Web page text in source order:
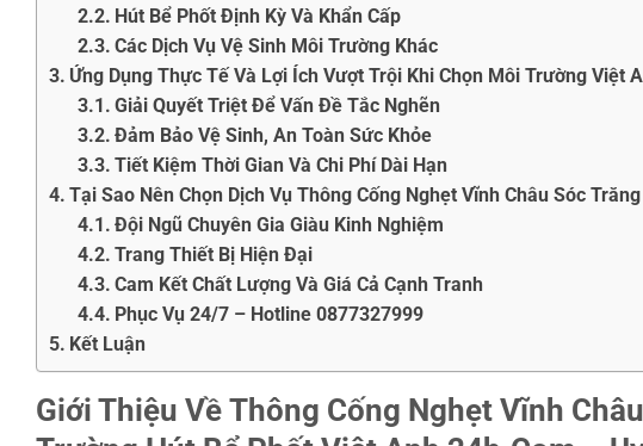
Hút Bể Phốt Định Kỳ Và Khẩn Cấp
Các Dịch Vụ Vệ Sinh Môi Trường Khác
Ứng Dụng Thực Tế Và Lợi Ích Vượt Trội Khi Chọn Môi Trường Việt
Giải Quyết Triệt Để Vấn Đề Tắc Nghẽn
Đảm Bảo Vệ Sinh, An Toàn Sức Khỏe
Tiết Kiệm Thời Gian Và Chi Phí Dài Hạn
Tại Sao Nên Chọn Dịch Vụ Thông Cống Nghẹt Vĩnh Châu Sóc
Đội Ngũ Chuyên Gia Giàu Kinh Nghiệm
Trang Thiết Bị Hiện Đại
Cam Kết Chất Lượng Và Giá Cả Cạnh Tranh
Phục Vụ 24/7 – Hotline 0877327999
Kết Luận
Giới Thiệu Về Thông Cống Nghẹt Vĩnh